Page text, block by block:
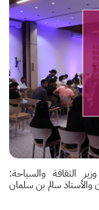
الثقافة والسياحة:
سالم بن سلمان